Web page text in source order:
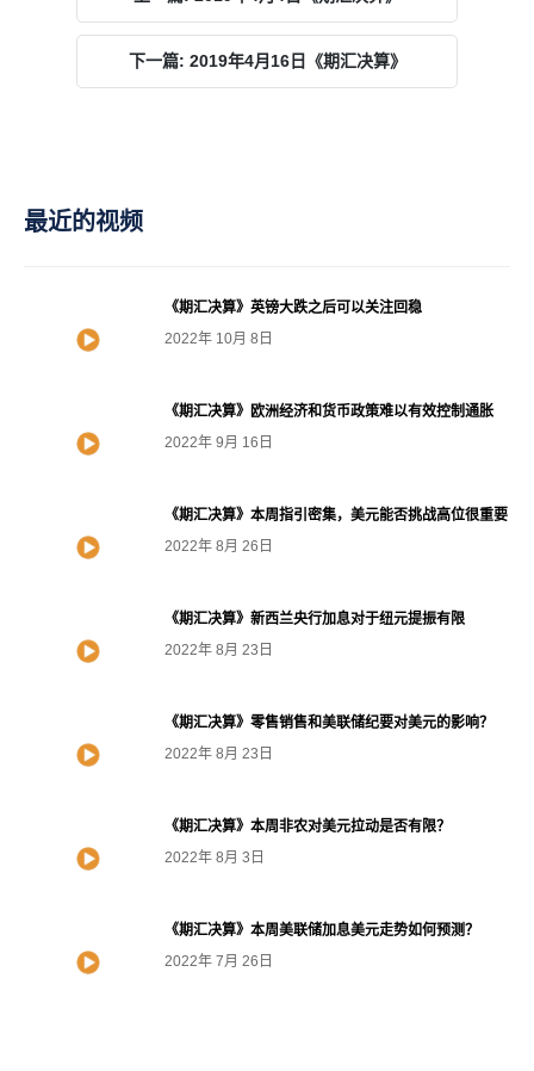
下一篇: 2019年4月16日《期汇决算》
最近的视频
《期汇决算》英镑大跌之后可以关注回稳
2022年 10月 8日
《期汇决算》欧洲经济和货币政策难以有效控制通胀
2022年 9月 16日
《期汇决算》本周指引密集，美元能否挑战高位很重要
2022年 8月 26日
《期汇决算》新西兰央行加息对于纽元提振有限
2022年 8月 23日
《期汇决算》零售销售和美联储纪要对美元的影响？
2022年 8月 23日
《期汇决算》本周非农对美元拉动是否有限？
2022年 8月 3日
《期汇决算》本周美联储加息美元走势如何预测？
2022年 7月 26日